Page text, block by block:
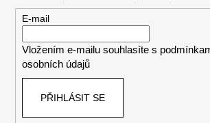
E-mail
Vložením e-mailu souhlasíte s
osobních údajů
PŘIHLÁSIT SE